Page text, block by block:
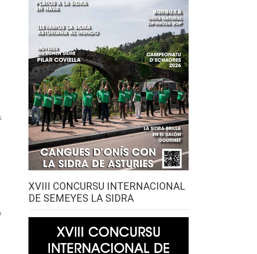
XVIII CONCURSU INTERNACIONAL
DE SEMEYES LA SIDRA